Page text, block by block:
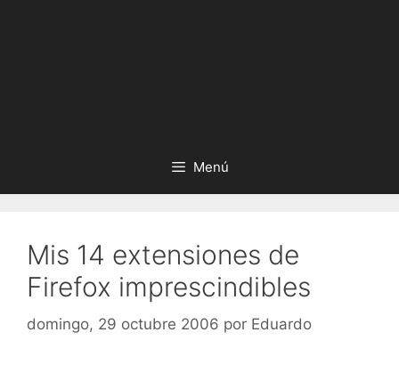
Menú
Mis 14 extensiones de
Firefox imprescindibles
domingo, 29 octubre 2006 por Eduardo